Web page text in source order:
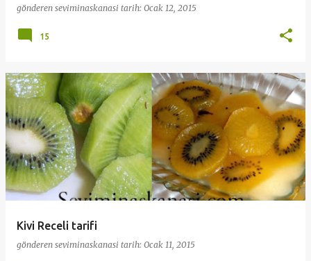
gönderen seviminaskanasi tarih: Ocak 12, 2015
15
Kivi Receli tarifi
gönderen seviminaskanasi tarih: Ocak 11, 2015